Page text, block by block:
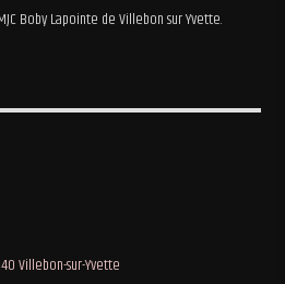
Boby Lapointe de Villebon sur Yvette.
Villebon-sur-Yvette